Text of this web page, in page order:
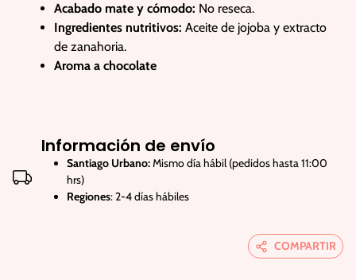
Acabado mate y cómodo: No reseca.
Ingredientes nutritivos: Aceite de jojoba y extracto
de zanahoria.
Aroma a chocolate
Información de envío
Santiago Urbano:Mismo día hábil (pedidos hasta 11:00
hrs)
Regiones: 2-4 días hábiles
COMPARTIR